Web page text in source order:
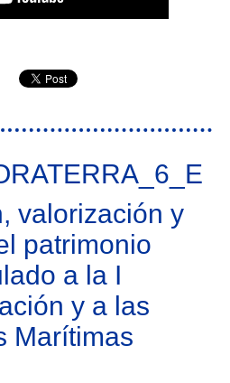
de ciclosenderos en el Algarve,
Extremadura
valorización y
patrimonio
a la I
y a las
Marítimas